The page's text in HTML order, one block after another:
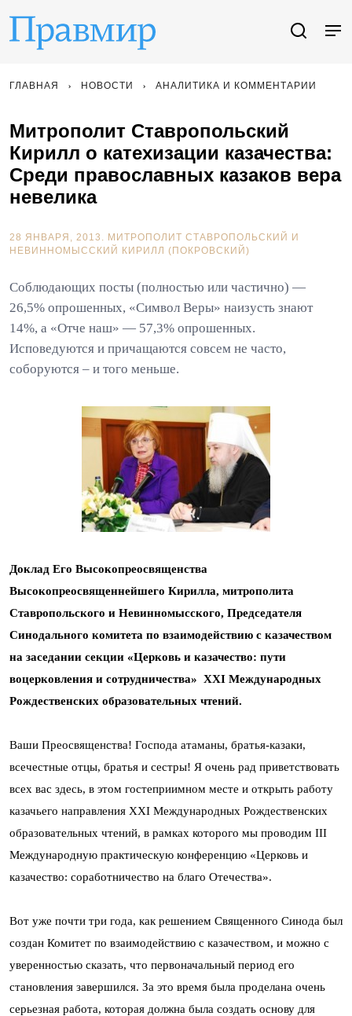
ГЛАВНАЯ НОВОСТИ АНАЛИТИКА И КОММЕНТАРИИ
Митрополит Ставропольский
Кирилл о катехизации казачества:
Среди православных казаков вера
невелика
28 ЯНВАРЯ, 2013. МИТРОПОЛИТ СТАВРОПОЛЬСКИЙ И
НЕВИННОМЫССКИЙ КИРИЛЛ (ПОКРОВСКИЙ)
Соблюдающих посты (полностью или частично) —
26,5% опрошенных, «Символ Веры» наизусть знают
14%, а «Отче наш» — 57,3% опрошенных.
Исповедуются и причащаются совсем не часто,
соборуются – и того меньше.
Доклад Его Высокопреосвященства
Высокопреосвященнейшего Кирилла, митрополита
Ставропольского и Невинномысского, Председателя
Синодального комитета по взаимодействию с казачеством
на заседании секции «Церковь и казачество: пути
воцерковления и сотрудничества» ХХI Международных
Рождественских образовательных чтений.
Ваши Преосвященства! Господа атаманы, братья-казаки,
всечестные отцы, братья и сестры! Я очень рад приветствовать
всех вас здесь, в этом гостеприимном месте и открыть работу
казачьего направления XXI Международных Рождественских
образовательных чтений, в рамках которого мы проводим III
Международную практическую конференцию «Церковь и
казачество: соработничество на благо Отечества».
Вот уже почти три года, как решением Священного Синода был
создан Комитет по взаимодействию с казачеством, и можно с
уверенностью сказать, что первоначальный период его
становления завершился. За это время была проделана очень
серьезная работа, которая должна была создать основу для